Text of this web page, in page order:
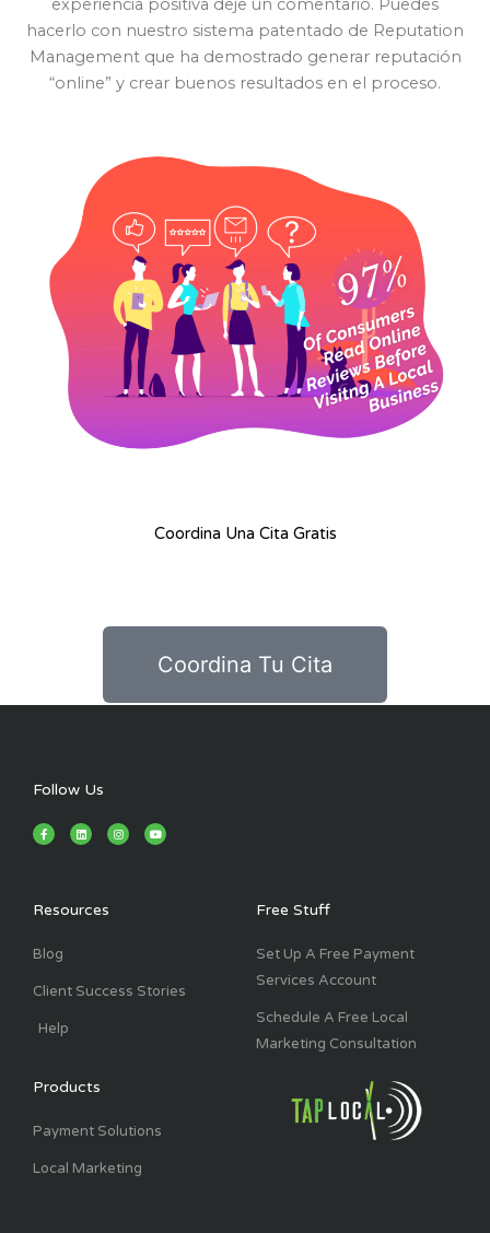
hacerlo con nuestro sistema patentado de Reputation
Management que ha demostrado generar reputación
“online” y crear buenos resultados en el proceso.
Coordina Una Cita Gratis
Coordina Tu Cita
Products
Payment Solutions
Local Marketing
Free Stuff
Set Up A Free Payment
Services Account
Schedule A Free Local
Marketing Consultation
Resources
Blog
Client Success Stories
Help
Follow Us
F
a
c
-
L
i
n
I
n
s
Y
o
u